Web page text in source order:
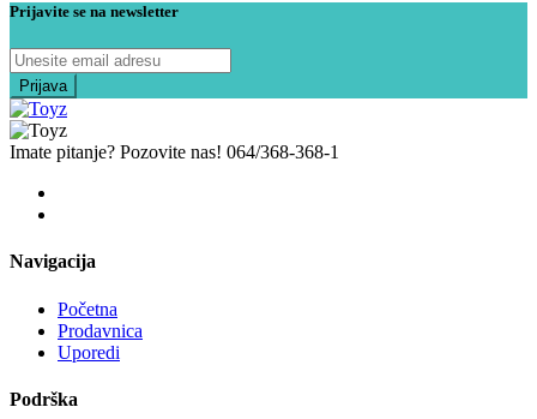
Prijavite se na newsletter
Imate pitanje? Pozovite nas! 064/368-368-1
Navigacija
Početna
Prodavnica
Uporedi
Podrška